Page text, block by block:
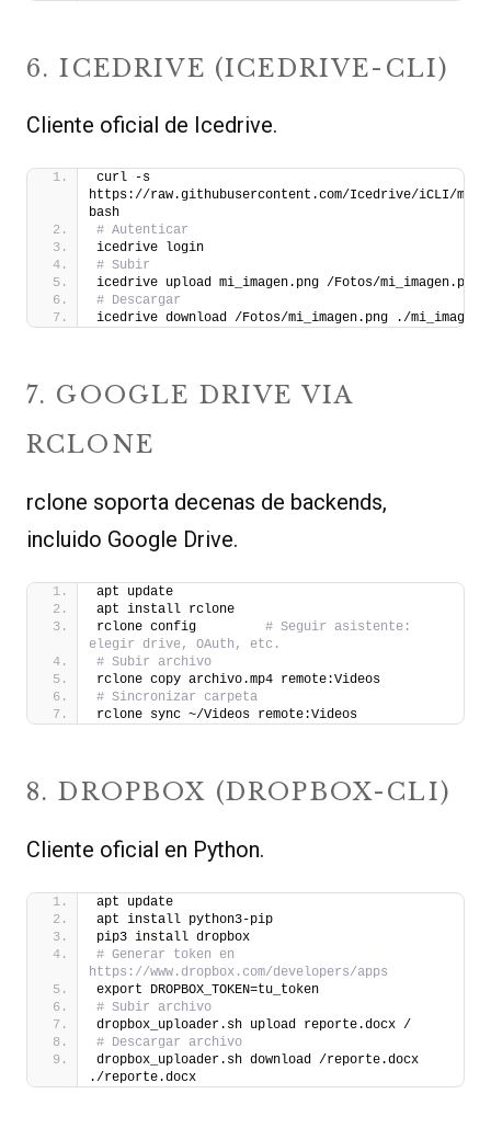
6. ICEDRIVE (ICEDRIVE-CLI)
Cliente oficial de Icedrive.
curl -s
https://raw.githubusercontent.com/Icedrive/iCLI/
bash
# Autenticar
icedrive login
# Subir
icedrive upload mi_imagen.png /Fotos/mi_imagen.png
# Descargar
icedrive download /Fotos/mi_imagen.png ./
7. GOOGLE DRIVE VIA
RCLONE
rclone soporta decenas de backends,
incluido Google Drive.
apt update
apt install rclone
rclone config # Seguir asistente:
elegir drive, OAuth, etc.
# Subir archivo
rclone copy archivo.mp4 remote:Videos
# Sincronizar carpeta
rclone sync ~/Videos remote:Videos
8. DROPBOX (DROPBOX-CLI)
Cliente oficial en Python.
apt update
apt install python3-pip
pip3 install dropbox
# Generar token en
https://www.dropbox.com/developers/apps
export DROPBOX_TOKEN=tu_token
# Subir archivo
dropbox_uploader.sh upload reporte.docx /
# Descargar archivo
dropbox_uploader.sh download /reporte.docx
./reporte.docx